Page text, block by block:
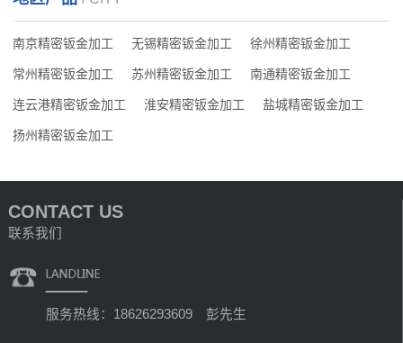
南京精密钣金加工 无锡精密钣金加工 徐州精密钣金加工
常州精密钣金加工 苏州精密钣金加工 南通精密钣金加工
连云港精密钣金加工 淮安精密钣金加工 盐城精密钣金加工
扬州精密钣金加工
CONTACT US
联系我们
服务热线：18626293609 彭先生